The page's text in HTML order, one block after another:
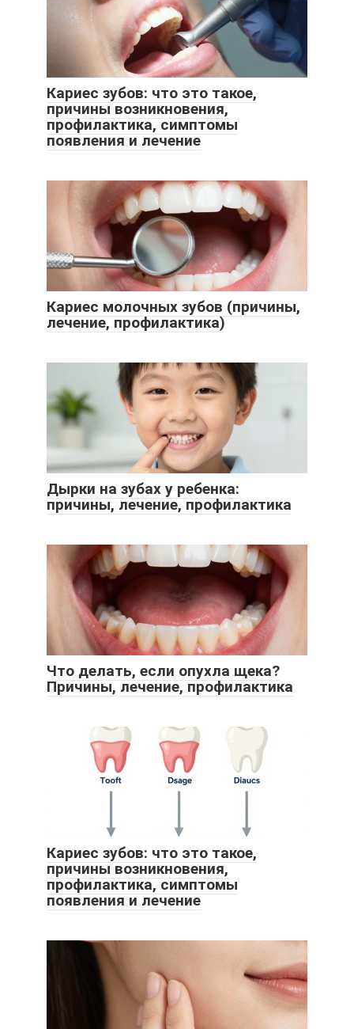
Кариес зубов: что это такое,
причины возникновения,
профилактика, симптомы
появления и лечение
Кариес молочных зубов (причины,
лечение, профилактика)
Дырки на зубах у ребенка:
причины, лечение, профилактика
Что делать, если опухла щека?
Причины, лечение, профилактика
Кариес зубов: что это такое,
причины возникновения,
профилактика, симптомы
появления и лечение